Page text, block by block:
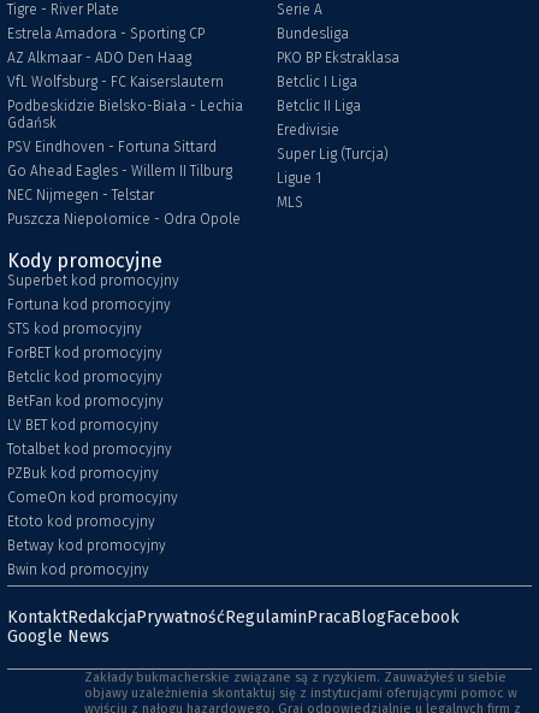
Tigre - River Plate
Estrela Amadora - Sporting CP
AZ Alkmaar - ADO Den Haag
VfL Wolfsburg - FC Kaiserslautern
Podbeskidzie Bielsko-Biała - Lechia
Gdańsk
PSV Eindhoven - Fortuna Sittard
Go Ahead Eagles - Willem II Tilburg
NEC Nijmegen - Telstar
Puszcza Niepołomice - Odra Opole
Serie A
Bundesliga
PKO BP Ekstraklasa
Betclic I Liga
Betclic II Liga
Eredivisie
Super Lig (Turcja)
Ligue 1
MLS
Kody promocyjne
Superbet kod promocyjny
Fortuna kod promocyjny
STS kod promocyjny
ForBET kod promocyjny
Betclic kod promocyjny
BetFan kod promocyjny
LV BET kod promocyjny
Totalbet kod promocyjny
PZBuk kod promocyjny
ComeOn kod promocyjny
Etoto kod promocyjny
Betway kod promocyjny
Bwin kod promocyjny
KontaktRedakcjaPrywatnośćRegulaminPracaBlogFacebook
Google News
Zakłady bukmacherskie związane są z ryzykiem. Zauważyłeś u siebie
objawy uzależnienia skontaktuj się z instytucjami oferującymi pomoc w
wyjściu z nałogu hazardowego. Graj odpowiedzialnie u legalnych firm z